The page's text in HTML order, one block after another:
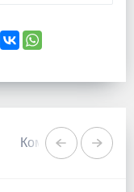
Комментарии